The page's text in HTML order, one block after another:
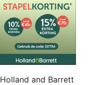
Holland and Barrett